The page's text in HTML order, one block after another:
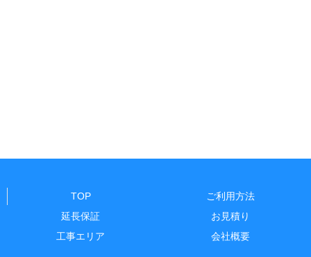
TOP
ご利用方法
延長保証
お見積り
工事エリア
会社概要